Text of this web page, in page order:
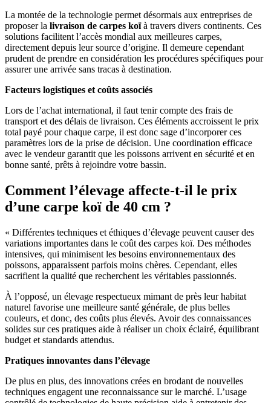
La montée de la technologie permet désormais aux entreprises de
proposer la livraison de carpes koïà travers divers continents. Ces
solutions facilitent l’accès mondial aux meilleures carpes,
directement depuis leur source d’origine. Il demeure cependant
prudent de prendre en considération les procédures spécifiques pour
assurer une arrivée sans tracas à destination.
Facteurs logistiques et coûts associés
Lors de l’achat international, il faut tenir compte des frais de
transport et des délais de livraison. Ces éléments accroissent le prix
total payé pour chaque carpe, il est donc sage d’incorporer ces
paramètres lors de la prise de décision. Une coordination efficace
avec le vendeur garantit que les poissons arrivent en sécurité et en
bonne santé, prêts à rejoindre votre bassin.
Comment l’élevage affecte-t-il le prix
d’une carpe koï de 40 cm ?
« Différentes techniques et éthiques d’élevage peuvent causer des
variations importantes dans le coût des carpes koï. Des méthodes
intensives, qui minimisent les besoins environnementaux des
poissons, apparaissent parfois moins chères. Cependant, elles
sacrifient la qualité que recherchent les véritables passionnés.
À l’opposé, un élevage respectueux mimant de près leur habitat
naturel favorise une meilleure santé générale, de plus belles
couleurs, et donc, des coûts plus élevés. Avoir des connaissances
solides sur ces pratiques aide à réaliser un choix éclairé, équilibrant
budget et standards attendus.
Pratiques innovantes dans l’élevage
De plus en plus, des innovations crées en brodant de nouvelles
techniques engagent une reconnaissance sur le marché. L’usage